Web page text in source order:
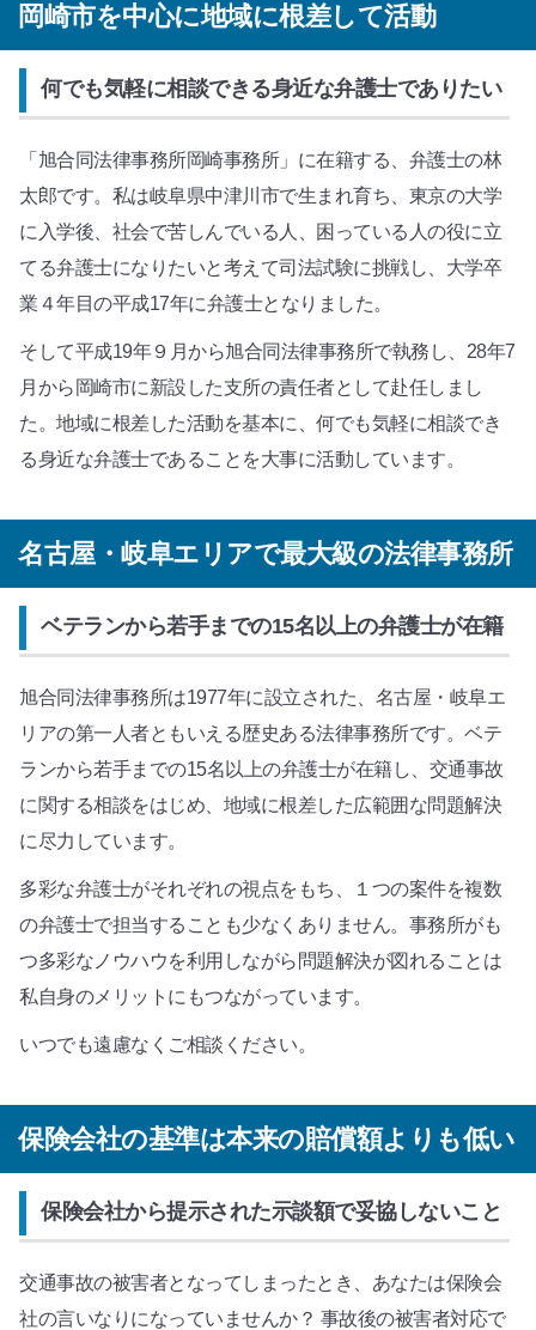
岡崎市を中心に地域に根差して活動
何でも気軽に相談できる身近な弁護士でありたい
「旭合同法律事務所岡崎事務所」に在籍する、弁護士の林
太郎です。私は岐阜県中津川市で生まれ育ち、東京の大学
に入学後、社会で苦しんでいる人、困っている人の役に立
てる弁護士になりたいと考えて司法試験に挑戦し、大学卒
業４年目の平成17年に弁護士となりました。
そして平成19年９月から旭合同法律事務所で執務し、28年7
月から岡崎市に新設した支所の責任者として赴任しまし
た。地域に根差した活動を基本に、何でも気軽に相談でき
る身近な弁護士であることを大事に活動しています。
名古屋・岐阜エリアで最大級の法律事務所
ベテランから若手までの15名以上の弁護士が在籍
旭合同法律事務所は1977年に設立された、名古屋・岐阜エ
リアの第一人者ともいえる歴史ある法律事務所です。ベテ
ランから若手までの15名以上の弁護士が在籍し、交通事故
に関する相談をはじめ、地域に根差した広範囲な問題解決
に尽力しています。
多彩な弁護士がそれぞれの視点をもち、１つの案件を複数
の弁護士で担当することも少なくありません。事務所がも
つ多彩なノウハウを利用しながら問題解決が図れることは
私自身のメリットにもつながっています。
いつでも遠慮なくご相談ください。
保険会社の基準は本来の賠償額よりも低い
保険会社から提示された示談額で妥協しないこと
交通事故の被害者となってしまったとき、あなたは保険会
社の言いなりになっていませんか？ 事故後の被害者対応で